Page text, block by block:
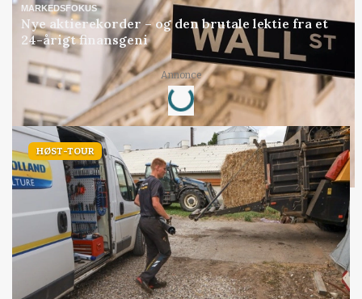
MARKEDSFOKUS
Nye aktierekorder – og den brutale lektie fra et
24-årigt finansgeni
Annonce
Loading...
HØST-TOUR